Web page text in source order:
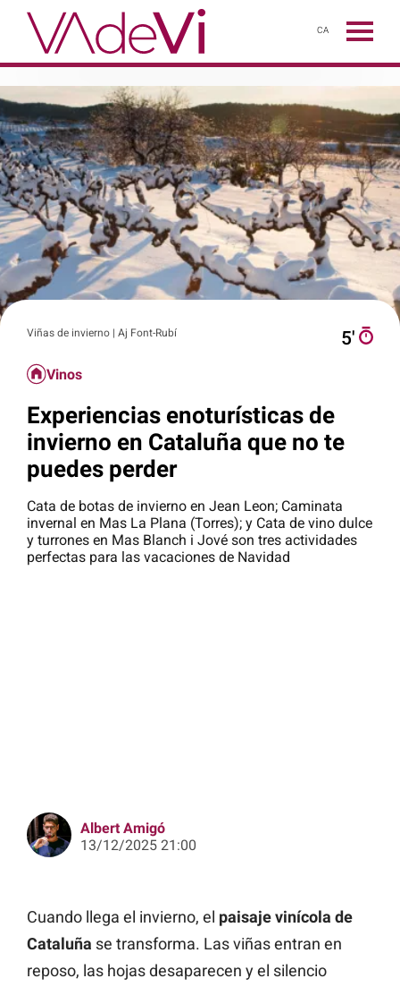
CA
Viñas de invierno | Aj Font-Rubí 5′
Vinos
Experiencias enoturísticas de
invierno en Cataluña que no te
puedes perder
Cata de botas de invierno en Jean Leon; Caminata
invernal en Mas La Plana (Torres); y Cata de vino dulce
y turrones en Mas Blanch i Jové son tres actividades
perfectas para las vacaciones de Navidad
Albert Amigó
13/12/2025 21:00
Cuando llega el invierno, el paisaje vinícola de
Cataluña se transforma. Las viñas entran en
reposo, las hojas desaparecen y el silencio